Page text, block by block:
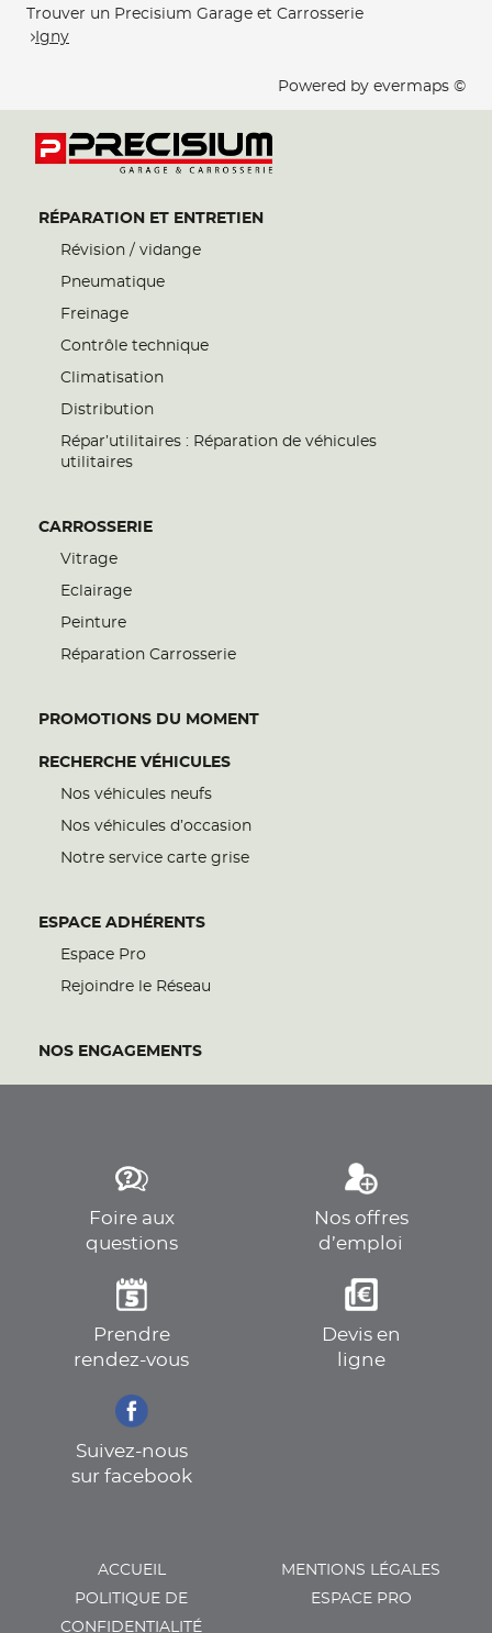
Trouver un Precisium Garage et Carrosserie
Igny
Powered by evermaps ©
RÉPARATION ET ENTRETIEN
Révision / vidange
Pneumatique
Freinage
Contrôle technique
Climatisation
Distribution
Répar’utilitaires : Réparation de véhicules
utilitaires
CARROSSERIE
Vitrage
Eclairage
Peinture
Réparation Carrosserie
PROMOTIONS DU MOMENT
RECHERCHE VÉHICULES
Nos véhicules neufs
Nos véhicules d’occasion
Notre service carte grise
ESPACE ADHÉRENTS
Espace Pro
Rejoindre le Réseau
NOS ENGAGEMENTS
Foire aux
questions
Nos offres
d’emploi
Prendre
rendez-vous
Devis en
ligne
Suivez-nous
sur facebook
ACCUEIL
MENTIONS LÉGALES
POLITIQUE DE
CONFIDENTIALITÉ
ESPACE PRO